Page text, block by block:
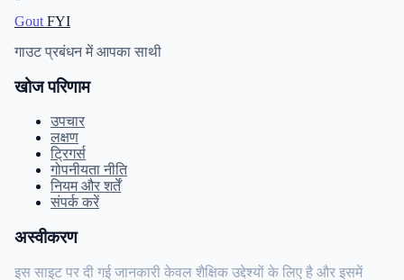
Gout FYI
गाउट प्रबंधन में आपका साथी
खोज परिणाम
उपचार
लक्षण
ट्रिगर्स
गोपनीयता नीति
नियम और शर्तें
संपर्क करें
अस्वीकरण
इस साइट पर दी गई जानकारी केवल शैक्षिक उद्देश्यों के लिए है और इसमें